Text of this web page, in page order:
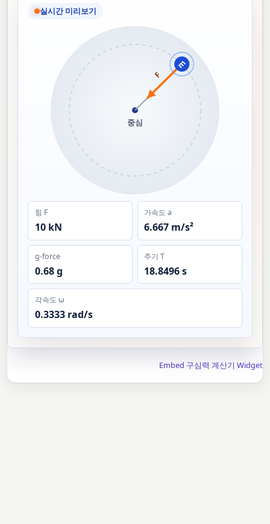
실시간 미리보기
중심
m
힘 F
10 kN
가속도 a
6.667 m/s²
g-force
0.68 g
주기 T
18.8496 s
각속도 ω
0.3333 rad/s
Embed 구심력 계산기 Widget